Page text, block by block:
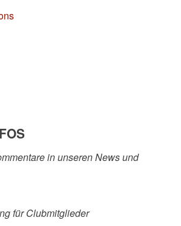
in unseren News und
für Clubmitglieder